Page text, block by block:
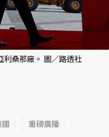
利桑那廠。 圖／路透社
重磅廣播